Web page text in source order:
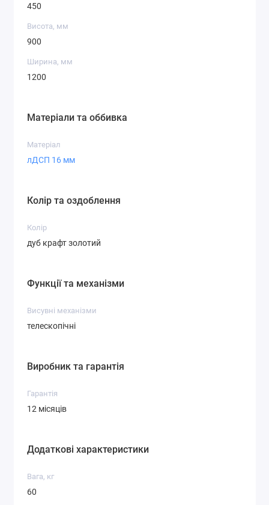
450
Висота, мм
900
Ширина, мм
1200
Матеріали та оббивка
Матеріал
лДСП 16 мм
Колір та оздоблення
Колір
дуб крафт золотий
Функції та механізми
Висувні механізми
телескопічні
Виробник та гарантія
Гарантія
12 місяців
Додаткові характеристики
Вага, кг
60